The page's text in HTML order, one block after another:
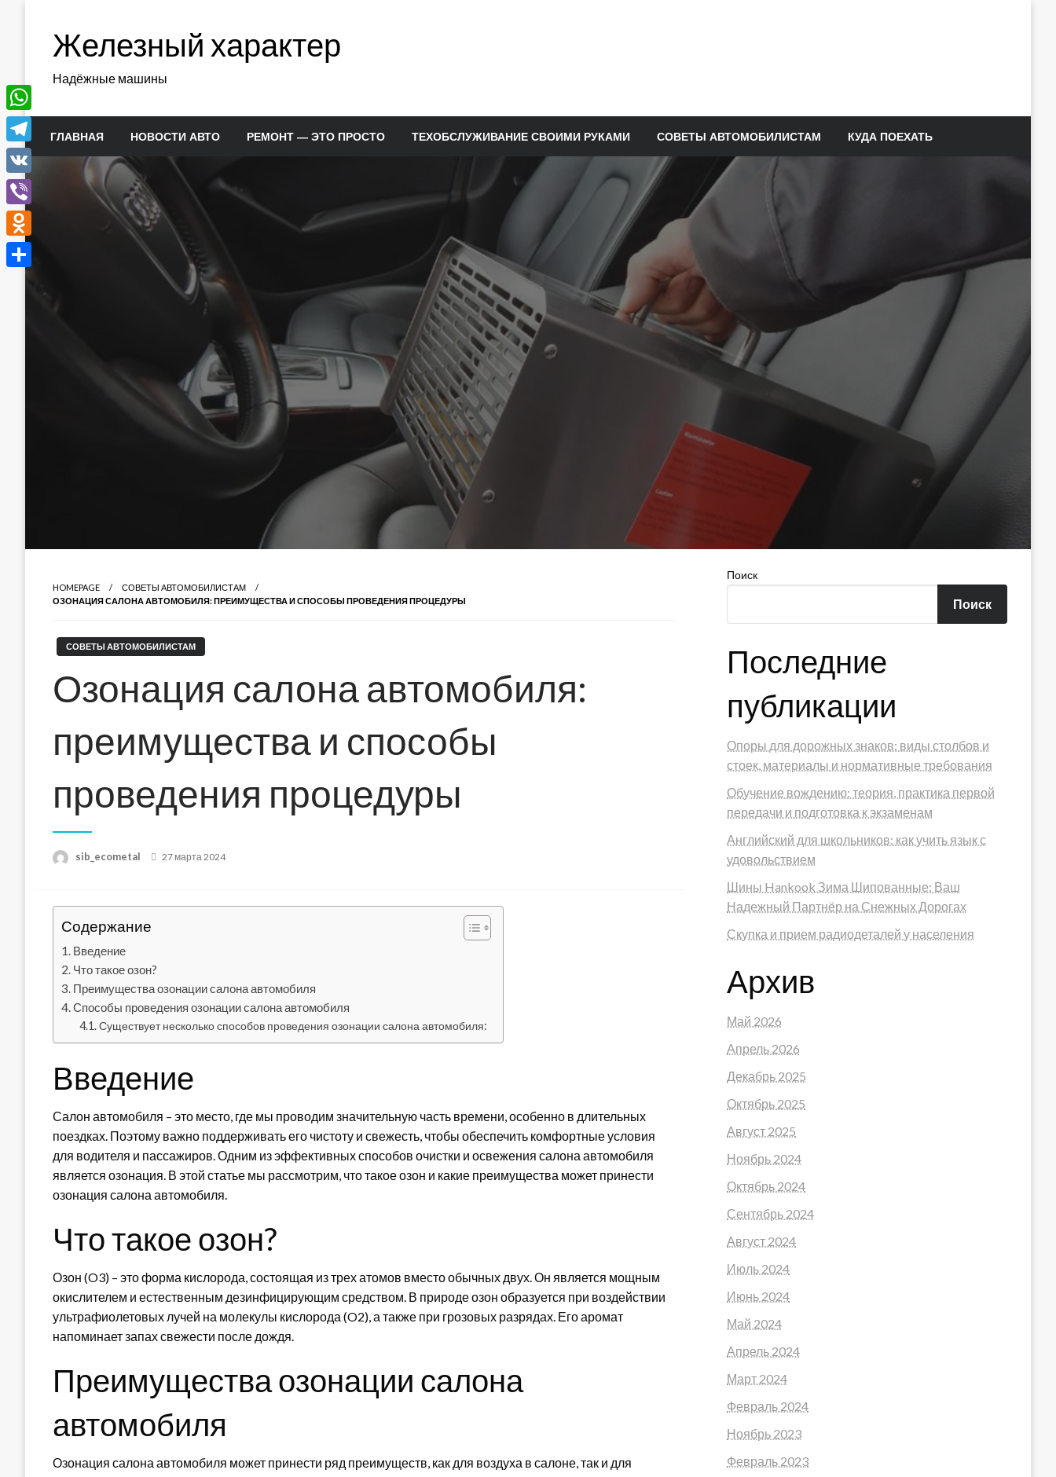
содержимомуЖелезный характер
Надёжные машины
ГЛАВНАЯ НОВОСТИ АВТО РЕМОНТ — ЭТО ПРОСТО ТЕХОБСЛУЖИВАНИЕ СВОИМИ РУКАМИ СОВЕТЫ АВТОМОБИЛИСТАМ КУДА ПОЕХАТЬ
HOMEPAGE
СОВЕТЫ АВТОМОБИЛИСТАМ
ОЗОНАЦИЯ САЛОНА АВТОМОБИЛЯ: ПРЕИМУЩЕСТВА И СПОСОБЫ ПРОВЕДЕНИЯ ПРОЦЕДУРЫ
СОВЕТЫ АВТОМОБИЛИСТАМ
Озонация салона автомобиля:
преимущества и способы
проведения процедуры
sib_ecometal
Posted
27 марта 2024
Содержание
Введение
Что такое озон?
Преимущества озонации салона автомобиля
Способы проведения озонации салона автомобиля
Существует несколько способов проведения озонации салона автомобиля:
Введение
Салон автомобиля – это место, где мы проводим значительную часть времени, особенно в длительных
поездках. Поэтому важно поддерживать его чистоту и свежесть, чтобы обеспечить комфортные условия
для водителя и пассажиров. Одним из эффективных способов очистки и освежения салона автомобиля
является озонация. В этой статье мы рассмотрим, что такое озон и какие преимущества может принести
озонация салона автомобиля.
Что такое озон?
Озон (O3) – это форма кислорода, состоящая из трех атомов вместо обычных двух. Он является мощным
окислителем и естественным дезинфицирующим средством. В природе озон образуется при воздействии
ультрафиолетовых лучей на молекулы кислорода (O2), а также при грозовых разрядах. Его аромат
напоминает запах свежести после дождя.
Преимущества озонации салона
автомобиля
Озонация салона автомобиля может принести ряд преимуществ, как для воздуха в салоне, так и для
Поиск
Поиск
Последние
публикации
Опоры для дорожных знаков: виды столбов и
стоек, материалы и нормативные требования
Обучение вождению: теория, практика первой
передачи и подготовка к экзаменам
Английский для школьников: как учить язык с
удовольствием
Шины Hankook Зима Шипованные: Ваш
Надежный Партнёр на Снежных Дорогах
Скупка и прием радиодеталей у населения
Архив
Май 2026
Апрель 2026
Декабрь 2025
Октябрь 2025
Август 2025
Ноябрь 2024
Октябрь 2024
Сентябрь 2024
Август 2024
Июль 2024
Июнь 2024
Май 2024
Апрель 2024
Март 2024
Февраль 2024
Ноябрь 2023
Февраль 2023
WhatsApp
Telegram
VK
Viber
Odnoklassniki